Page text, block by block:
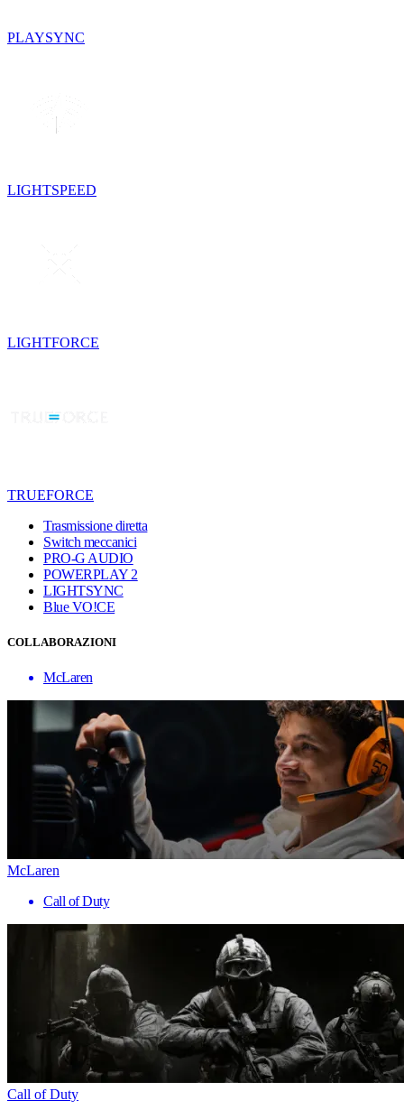
PLAYSYNC
LIGHTSPEED
LIGHTFORCE
TRUEFORCE
Trasmissione diretta
Switch meccanici
PRO-G AUDIO
POWERPLAY 2
LIGHTSYNC
Blue VO!CE
COLLABORAZIONI
McLaren
McLaren
Call of Duty
Call of Duty